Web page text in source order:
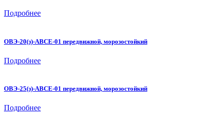
Подробнее
ОВЭ-20(з)-АВСЕ-01 передвижной, морозостойкий
Подробнее
ОВЭ-25(з)-АВСЕ-01 передвижной, морозостойкий
Подробнее